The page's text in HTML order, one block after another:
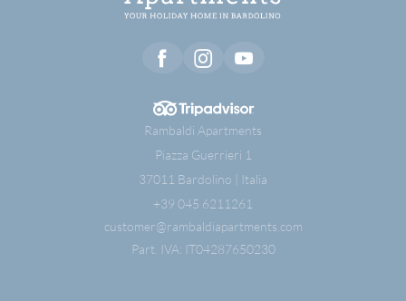
Rambaldi Apartments
Piazza Guerrieri 1
37011 Bardolino | Italia
+39 045 6211261
customer@rambaldiapartments. com
Part. IVA: IT04287650230